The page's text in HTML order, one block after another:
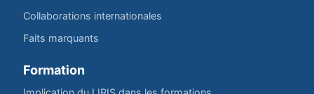
Collaborations internationales
Faits marquants
Formation